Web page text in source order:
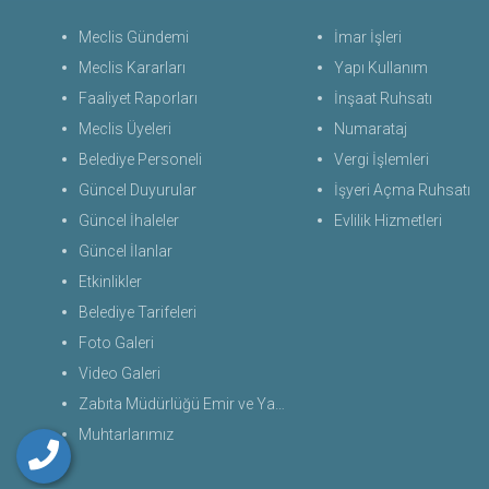
Meclis Gündemi
Meclis Kararları
Faaliyet Raporları
Meclis Üyeleri
Belediye Personeli
Güncel Duyurular
Güncel İhaleler
Güncel İlanlar
Etkinlikler
Belediye Tarifeleri
Foto Galeri
Video Galeri
Zabıta Müdürlüğü Emir ve Yasaklar Uygulama Yönetmeliği 2026
Muhtarlarımız
İmar İşleri
Yapı Kullanım
İnşaat Ruhsatı
Numarataj
Vergi İşlemleri
İşyeri Açma Ruhsatı
Evlilik Hizmetleri